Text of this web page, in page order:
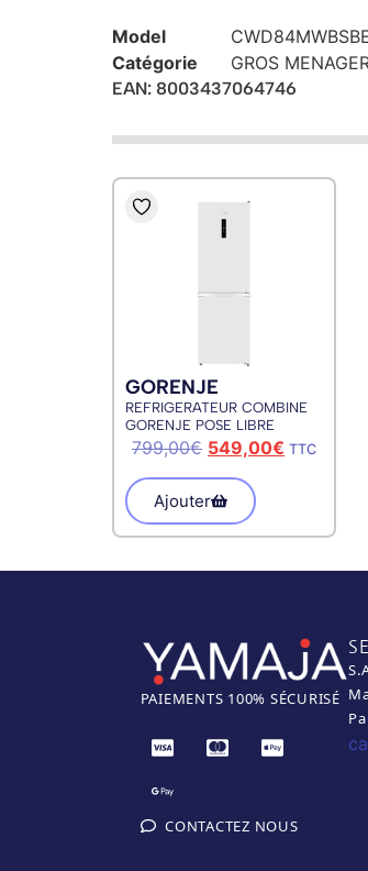
Model
Catégorie
GROS
EAN: 8003437064746
GORENJE
REFRIGERATEUR COMBINE
GORENJE POSE LIBRE
799,00€ 549,00€ TTC
Ajouter
PAIEMENTS 100% SÉCURISÉ
CONTACTEZ NOUS